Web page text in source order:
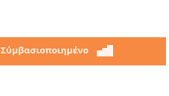
Σύμβασιοποιημένο